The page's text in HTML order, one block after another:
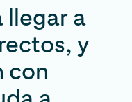
llegar a
y
con